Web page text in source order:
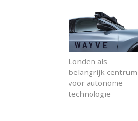
Londen als
belangrijk centrum
voor autonome
technologie